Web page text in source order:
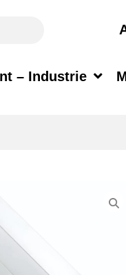
– Industrie